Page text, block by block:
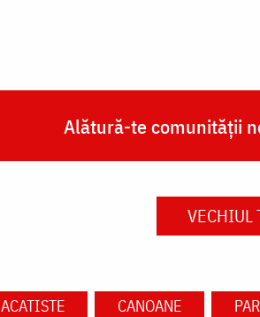
Alătură-te comunității
VECHIUL
ACATISTE CANOANE